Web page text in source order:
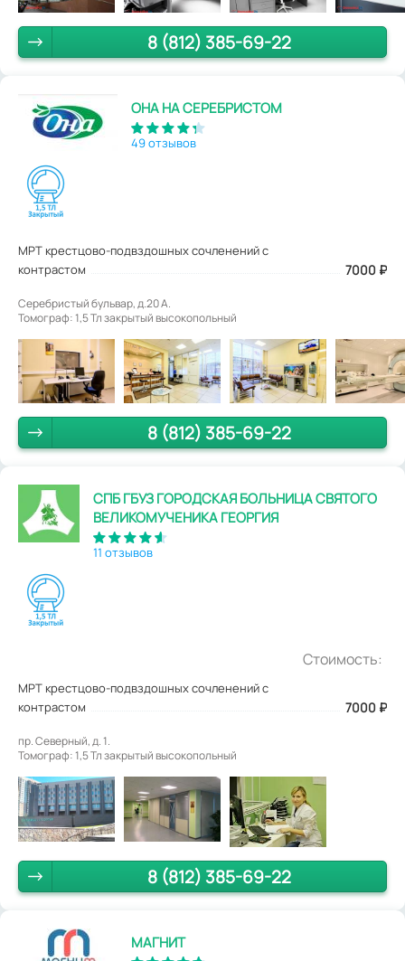
8 (812) 385-69-22
ОНА НА СЕРЕБРИСТОМ
49 отзывов
МРТ крестцово-подвздошных сочленений с
контрастом
7000 ₽
Серебристый бульвар, д.20 А.
Томограф: 1,5 Тл закрытый высокопольный
8 (812) 385-69-22
СПБ ГБУЗ ГОРОДСКАЯ БОЛЬНИЦА СВЯТОГО
ВЕЛИКОМУЧЕНИКА ГЕОРГИЯ
11 отзывов
Стоимость:
МРТ крестцово-подвздошных сочленений с
контрастом
7000 ₽
пр. Северный, д. 1.
Томограф: 1,5 Тл закрытый высокопольный
8 (812) 385-69-22
МАГНИТ